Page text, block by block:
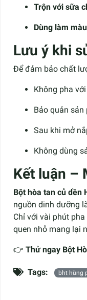
Trộn với sữa
Dùng làm
Lưu ý khi
Để đảm bảo chất
Không pha
Bảo quản sản
Sau khi mở
Không dùng
Kết luận –
Bột hòa tan củ dền
nguồn dinh dưỡng
Chỉ với vài phút
quen nhỏ mang lại
👉 Thử ngay Bột
Tags: bht hùng